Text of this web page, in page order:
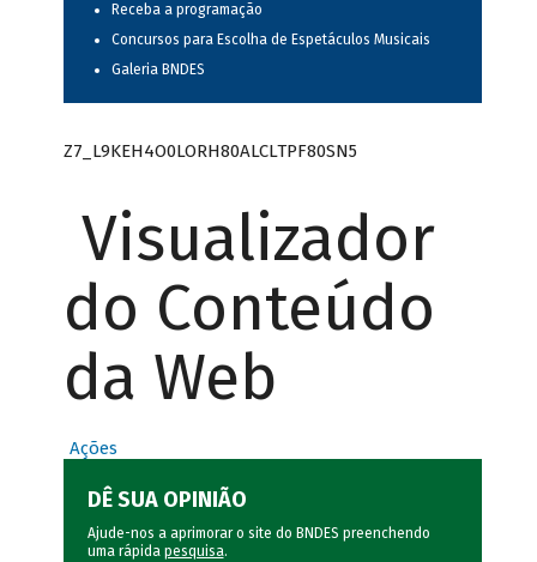
Receba a programação
Concursos para Escolha de Espetáculos Musicais
Galeria BNDES
Z7_L9KEH4O0LORH80ALCLTPF80SN5
Visualizador
do Conteúdo
da Web
Ações
DÊ SUA OPINIÃO
Ajude-nos a aprimorar o site do BNDES preenchendo
uma rápida pesquisa.